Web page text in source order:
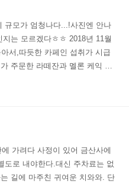
규모가 엄청나다...!사진엔 안나
는 모르겠다ㅎㅎ 2018년 11월
서,따듯한 카페인 섭취가 시급
주문한 라떼잔과 멜론 케익 색
졌을수도 있고ㅎㅎ요즘 워낙
가려다 사정이 있어 금산사에
도로 내야한다.대신 주차료는 없
길에 마주친 귀여운 치와와. 단